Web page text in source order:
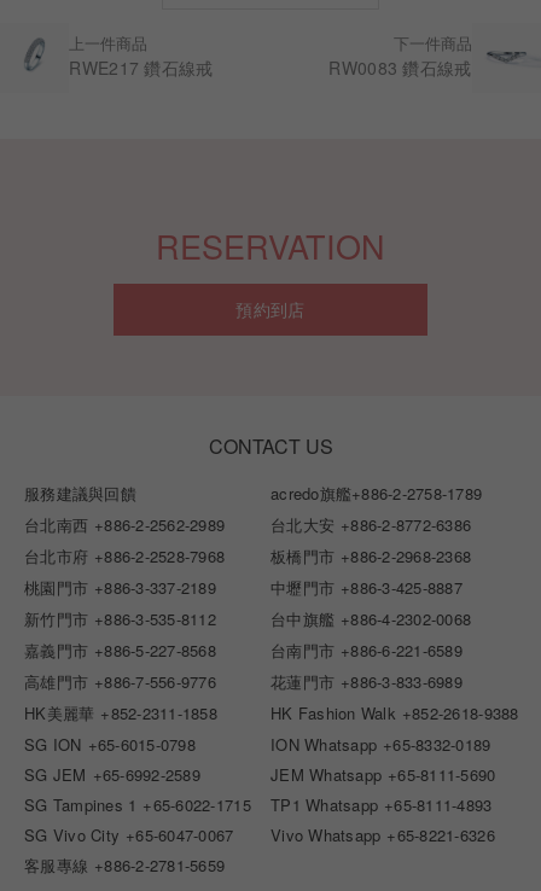
上一件商品
RWE217 鑽石線戒
下一件商品
RW0083 鑽石線戒
RESERVATION
預約到店
CONTACT US
服務建議與回饋 acredo旗艦+886-2-2758-1789
台北南西 +886-2-2562-2989 台北大安 +886-2-8772-6386
台北市府 +886-2-2528-7968 板橋門市 +886-2-2968-2368
桃園門市 +886-3-337-2189 中壢門市 +886-3-425-8887
新竹門市 +886-3-535-8112 台中旗艦 +886-4-2302-0068
嘉義門市 +886-5-227-8568 台南門市 +886-6-221-6589
高雄門市 +886-7-556-9776 花蓮門市 +886-3-833-6989
HK美麗華 +852-2311-1858 HK Fashion Walk +852-2618-9388
SG ION +65-6015-0798 ION Whatsapp +65-8332-0189
SG JEM +65-6992-2589 JEM Whatsapp +65-8111-5690
SG Tampines 1 +65-6022-1715 TP1 Whatsapp +65-8111-4893
SG Vivo City +65-6047-0067 Vivo Whatsapp +65-8221-6326
客服專線 +886-2-2781-5659